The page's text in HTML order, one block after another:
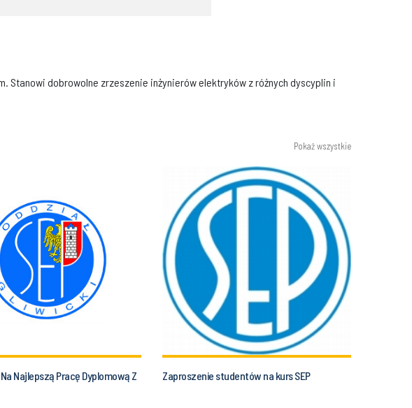
Stanowi dobrowolne zrzeszenie inżynierów elektryków z różnych dyscyplin i
Pokaż wszystkie
Najlepszą Pracę Dyplomową Z
Zaproszenie studentów na kurs SEP